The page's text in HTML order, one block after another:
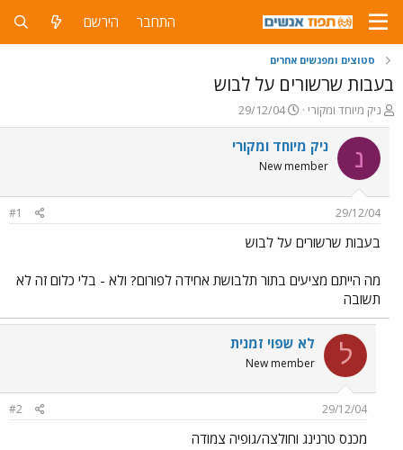
התחבר הירשם
סטוצים ומפגשים אחרים
בעבות שרשורים על לבוש
פ
ו
ת
ח
ה
ש
א
ניק מיוחד ומקורי
פ
ו
ר
ם
ר
29/12/04
נ ניק מיוחד ומקורי
New member
29/12/04
#1
בעבות שרשורים על לבוש
מה הייתם מציעים בתור תלבושת אחידה לפורום? ולא - בלי כלום זה לא
תשובה
ל לא שפוי זמנית
New member
29/12/04
#2
מכנס טרנינג וחולצה/גופיה צמודה